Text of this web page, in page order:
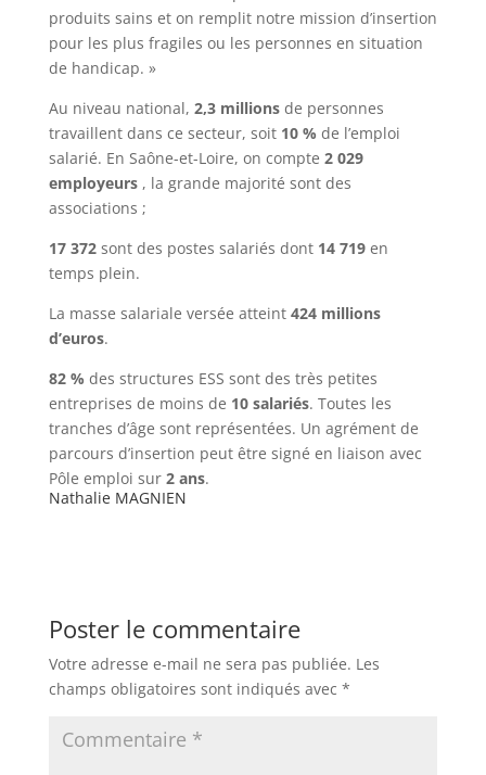
produits sains et on remplit notre mission d’insertion
pour les plus fragiles ou les personnes en situation
de handicap. »
Au niveau national, 2,3 millionsde personnes
travaillent dans ce secteur, soit 10 % de l’emploi
salarié. En Saône-et-Loire, on compte 2 029
employeurs, la grande majorité sont des
associations ;
17 372sont des postes salariés dont 14 719en
temps plein.
La masse salariale versée atteint 424 millions
d’euros.
82 % des structures ESS sont des très petites
entreprises de moins de 10 salariés. Toutes les
tranches d’âge sont représentées. Un agrément de
parcours d’insertion peut être signé en liaison avec
Pôle emploi sur 2 ans.
Nathalie MAGNIEN
Poster le commentaire
Votre adresse e-mail ne sera pas publiée. Les
champs obligatoires sont indiqués avec *